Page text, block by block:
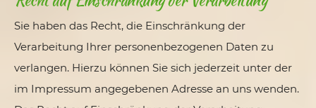
Sie haben das Recht, die Einschränkung der
Verarbeitung Ihrer personenbezogenen Daten zu
verlangen. Hierzu können Sie sich jederzeit unter der
im Impressum angegebenen Adresse an uns wenden.